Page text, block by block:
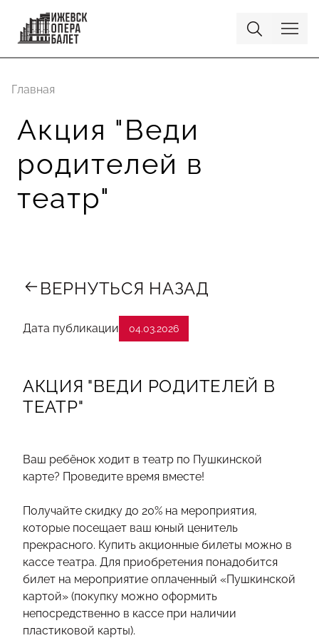
Главная
Акция "Веди
родителей в
театр"
ВЕРНУТЬСЯ НАЗАД
Дата публикации 04.03.2026
АКЦИЯ "ВЕДИ РОДИТЕЛЕЙ В
ТЕАТР"
Ваш ребёнок ходит в театр по Пушкинской
карте? Проведите время вместе!
Получайте скидку до 20% на мероприятия,
которые посещает ваш юный ценитель
прекрасного. Купить акционные билеты можно в
кассе театра. Для приобретения понадобится
билет на мероприятие оплаченный «Пушкинской
картой» (покупку можно оформить
непосредственно в кассе при наличии
пластиковой карты).